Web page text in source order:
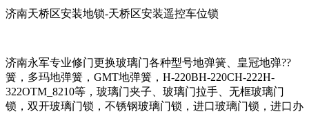
济南天桥区安装地锁-天桥区安装遥控车位锁
济南永军专业修门更换玻璃门各种型号地弹簧、皇冠地弹??
簧，多玛地弹簧，GMT地弹簧，H-220BH-220CH-222H-
322OTM_8210等，玻璃门夹子、玻璃门拉手、无框玻璃门
锁，双开玻璃门锁，不锈钢玻璃门锁，进口玻璃门锁，进口办